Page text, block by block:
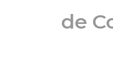
de